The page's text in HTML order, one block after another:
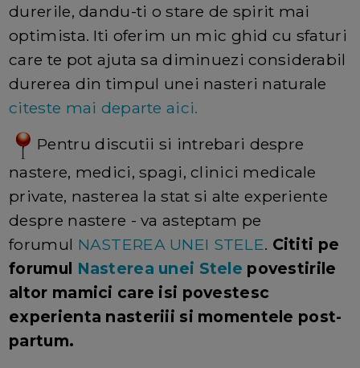
durerile, dandu-ti o stare de spirit mai
optimista. Iti oferim un mic ghid cu sfaturi
care te pot ajuta sa diminuezi considerabil
durerea din timpul unei nasteri naturale
citeste mai departe aici.
Pentru discutii si intrebari despre
nastere, medici, spagi, clinici medicale
private, nasterea la stat si alte experiente
despre nastere - va asteptam pe
forumul NASTEREA UNEI STELE. Cititi pe
forumul Nasterea unei Stele povestirile
altor mamici care isi povestesc
experienta nasteriii si momentele post-
partum.